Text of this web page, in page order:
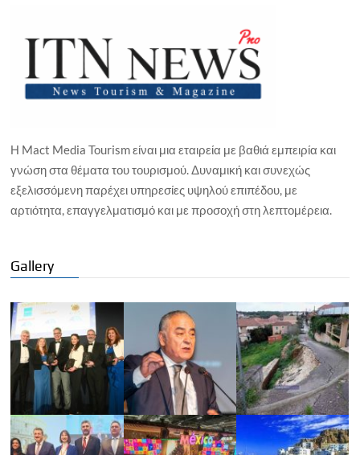
Η Mact Media Tourism είναι μια εταιρεία με βαθιά εμπειρία και
γνώση στα θέματα του τουρισμού. Δυναμική και συνεχώς
εξελισσόμενη παρέχει υπηρεσίες υψηλού επιπέδου, με
αρτιότητα, επαγγελματισμό και με προσοχή στη λεπτομέρεια.
Gallery